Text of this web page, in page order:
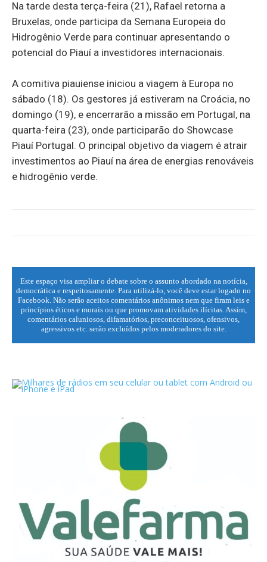
Na tarde desta terça-feira (21), Rafael retorna a
Bruxelas, onde participa da Semana Europeia do
Hidrogênio Verde para continuar apresentando o
potencial do Piauí a investidores internacionais.
A comitiva piauiense iniciou a viagem à Europa no
sábado (18). Os gestores já estiveram na Croácia, no
domingo (19), e encerrarão a missão em Portugal, na
quarta-feira (23), onde participarão do Showcase
Piauí Portugal. O principal objetivo da viagem é atrair
investimentos ao Piauí na área de energias renováveis
e hidrogênio verde.
Este espaço visa ampliar o debate sobre o assunto abordado na notícia,
democrática e respeitosamente. Para utilizá-lo, você deve estar logado no
Facebook. Não serão aceitos comentários anônimos nem que firam leis e
princípios éticos e morais ou que promovam atividades ilícitas. Assim,
comentários caluniosos, difamatórios, preconceituosos, ofensivos,
agressivos etc. serão excluídos pelos moderadores do site.